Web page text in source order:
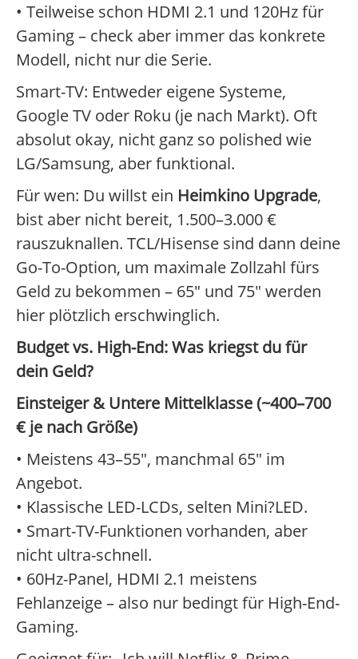
• Teilweise schon HDMI 2.1 und 120Hz für
Gaming – check aber immer das konkrete
Modell, nicht nur die Serie.
Smart-TV: Entweder eigene Systeme,
Google TV oder Roku (je nach Markt). Oft
absolut okay, nicht ganz so polished wie
LG/Samsung, aber funktional.
Für wen: Du willst ein Heimkino Upgrade,
bist aber nicht bereit, 1.500–3.000 €
rauszuknallen. TCL/Hisense sind dann deine
Go-To-Option, um maximale Zollzahl fürs
Geld zu bekommen – 65" und 75" werden
hier plötzlich erschwinglich.
Budget vs. High-End: Was kriegst du für
dein Geld?
Einsteiger & Untere Mittelklasse (~400–700
€ je nach Größe)
• Meistens 43–55", manchmal 65" im
Angebot.
• Klassische LED-LCDs, selten Mini?LED.
• Smart-TV-Funktionen vorhanden, aber
nicht ultra-schnell.
• 60Hz-Panel, HDMI 2.1 meistens
Fehlanzeige – also nur bedingt für High-End-
Gaming.